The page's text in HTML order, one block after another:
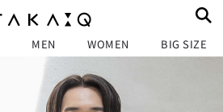
MEN WOMEN BIG SIZE